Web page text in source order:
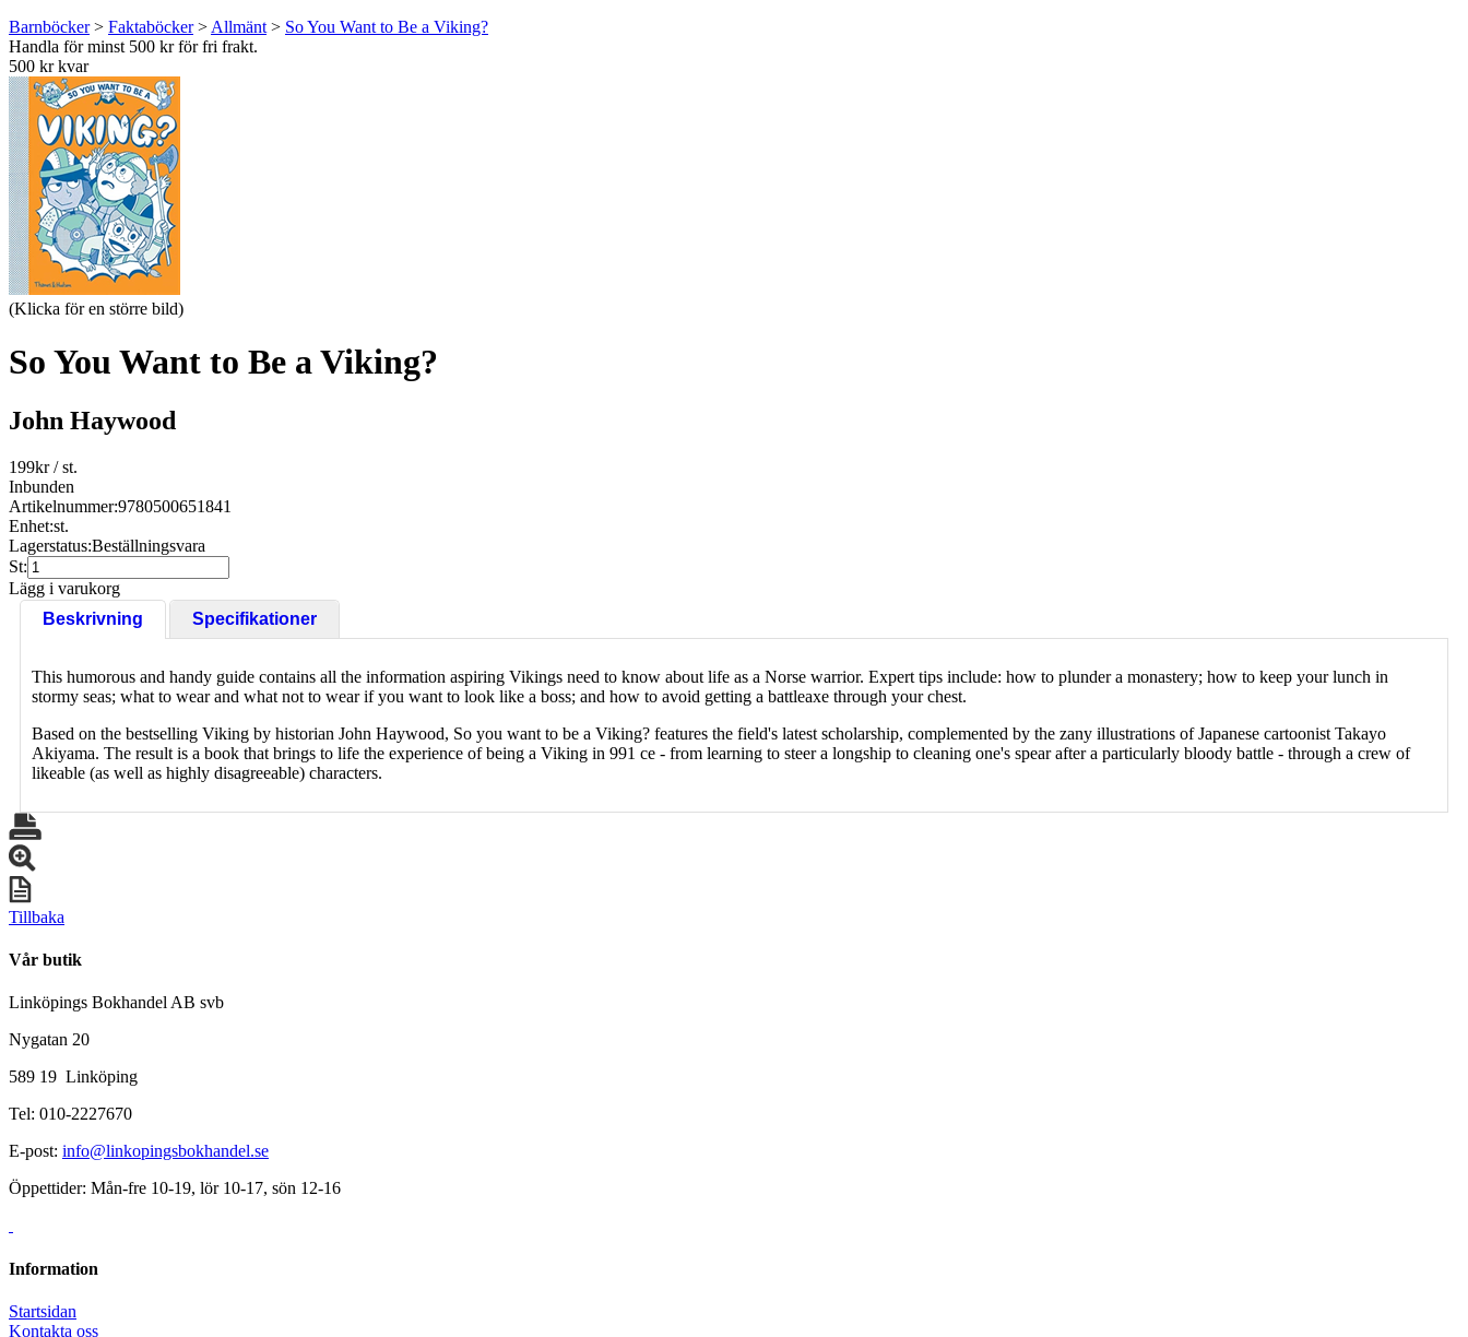
Barnböcker> Faktaböcker> Allmänt > So You Want to Be a Viking?
Handla för minst 500 kr för fri frakt.
500 kr kvar
(Klicka för en större bild)
So You Want to Be a Viking?
John Haywood
199kr/ st.
Inbunden
Artikelnummer:9780500651841
Enhet:st.
Lagerstatus:Beställningsvara
St:
Lägg i varukorg
Beskrivning
Specifikationer
This humorous and handy guide contains all the information aspiring Vikings need to know about life as a Norse warrior. Expert tips include: how to plunder a monastery; how to keep your lunch in
stormy seas; what to wear and what not to wear if you want to look like a boss; and how to avoid getting a battleaxe through your chest.
Based on the bestselling Viking by historian John Haywood, So you want to be a Viking? features the field's latest scholarship, complemented by the zany illustrations of Japanese cartoonist Takayo
Akiyama. The result is a book that brings to life the experience of being a Viking in 991 ce - from learning to steer a longship to cleaning one's spear after a particularly bloody battle - through a crew of
likeable (as well as highly disagreeable) characters.
Tillbaka
Vår butik
Linköpings Bokhandel AB svb
Nygatan 20
589 19 Linköping
Tel: 010-2227670
E-post: info@linkopingsbokhandel.se
Öppettider: Mån-fre 10-19, lör 10-17, sön 12-16
Information
Startsidan
Kontakta oss